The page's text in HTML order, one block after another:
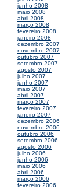
junho 2008
maio 2008
abril 2008
março 2008
fevereiro 2008
janeiro 2008
dezembro 2007
novembro 2007
outubro 2007
setembro 2007
agosto 2007
julho 2007
junho 2007
maio 2007
abril 2007
março 2007
fevereiro 2007
janeiro 2007
dezembro 2006
novembro 2006
outubro 2006
setembro 2006
agosto 2006
julho 2006
junho 2006
maio 2006
abril 2006
março 2006
fevereiro 2006